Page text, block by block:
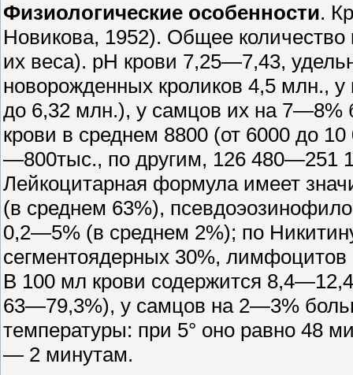
Физиологические особенности.
Новикова, 1952). Общее
их веса). рН крови 7,25—7,43,
новорожденных кроликов 4,5 млн.,
до 6,32 млн.), у самцов их на 7—8%
крови в среднем 8800 (от 6000 до
—800тыс., по другим, 126 480—251
Лейкоцитарная формула имеет
(в среднем 63%),
0,2—5% (в среднем 2%); по
сегментоядерных 30%,
В 100 мл крови содержится
63—79,3%), у самцов на 2—3%
температуры: при 5° оно равно 48
— 2 минутам.